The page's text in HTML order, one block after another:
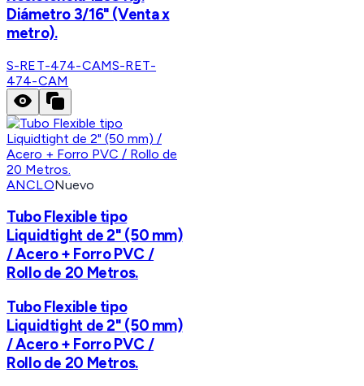
Diámetro 3/16" (Venta x
metro).
S-RET-474-CAMS-RET-
474-CAM
ANCLONuevo
Tubo Flexible tipo
Liquidtight de 2" (50 mm)
/ Acero + Forro PVC /
Rollo de 20 Metros.
Tubo Flexible tipo
Liquidtight de 2" (50 mm)
/ Acero + Forro PVC /
Rollo de 20 Metros.